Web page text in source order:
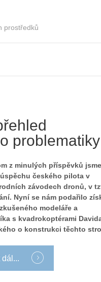
prostředků
problematiky
z minulých příspěvků jsme
českého pilota v
závodech dronů, v
Nyní se nám podařilo
modeláře a
s kvadrokoptérami
o konstrukci těchto
dál...